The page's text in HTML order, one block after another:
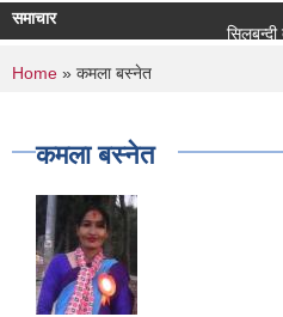
समाचार
सिलबन्दी
You are here
Home » कमला बस्नेत
कमला बस्नेत